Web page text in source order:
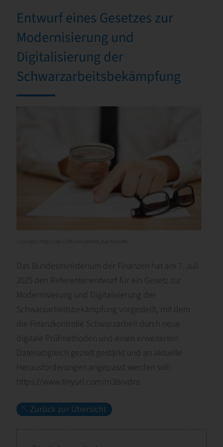
Entwurf eines Gesetzes zur
Modernisierung und
Digitalisierung der
Schwarzarbeitsbekämpfung
https://de.123rf.com/profile_bacho12345
Das Bundesministerium der Finanzen hat am 7. Juli
2025 den Referentenentwurf für ein Gesetz zur
Modernisierung und Digitalisierung der
Schwarzarbeitsbekämpfung vorgestellt, mit dem
die Finanzkontrolle Schwarzarbeit durch neue
digitale Prüfmethoden und einen erweiterten
Datenabgleich gezielt gestärkt und an aktuelle
Herausforderungen angepasst werden soll:
https://www.tinyurl.com/m38vvdns
Zurück zur Übersicht